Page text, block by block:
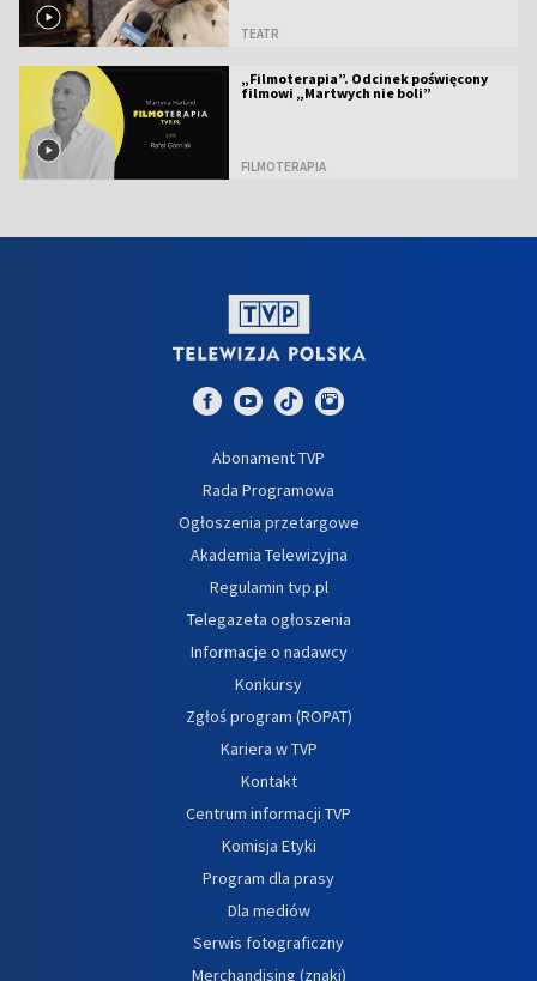
TEATR
„Filmoterapia”. Odcinek poświęcony
filmowi „Martwych nie boli”
FILMOTERAPIA
Abonament TVP
Rada Programowa
Ogłoszenia przetargowe
Akademia Telewizyjna
Regulamin tvp.pl
Telegazeta ogłoszenia
Informacje o nadawcy
Konkursy
Zgłoś program (ROPAT)
Kariera w TVP
Kontakt
Centrum informacji TVP
Komisja Etyki
Program dla prasy
Dla mediów
Serwis fotograficzny
Merchandising (znaki)